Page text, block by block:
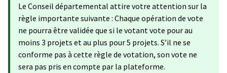
Le Conseil départemental attire votre attention sur la
règle importante suivante : Chaque opération de vote
ne pourra être validée que si le votant vote pour au
moins 3 projets et au plus pour 5 projets. S’il ne se
conforme pas à cette règle de votation, son vote ne
sera pas pris en compte par la plateforme.